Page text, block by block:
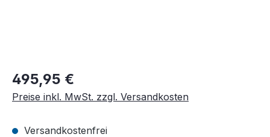
495,95 €
Preise inkl. MwSt. zzgl. Versandkosten
Versandkostenfrei